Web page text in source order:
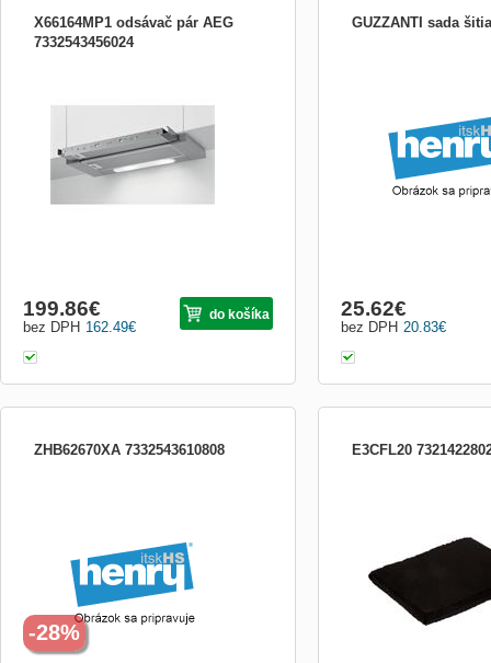
X66164MP1 odsávač pár AEG
7332543456024
m3/h Min. sací výkon 224 m3/h Max.
Hlučnosť (recirk. max.) 73 dB Hlučnosť
(recirk. min.) 55 dB Tlačítkové ovládanie s
3 rýchlosťami LED
162.49€
bez DPH
199.86€ do košíka
GUZZANTI sada
20.83€
bez DPH
25.62€
ZHB62670XA 7332543610808
Výkon (m3 / h) max./min .: 603/240; Výkon
(m3 / h) intenzívny: Nie je; Hlučnosť (dB)
max./min .: 69/46; Hlučnosť (dB)
intenzívna: Nie je; Hob
-28%
E3CFL20